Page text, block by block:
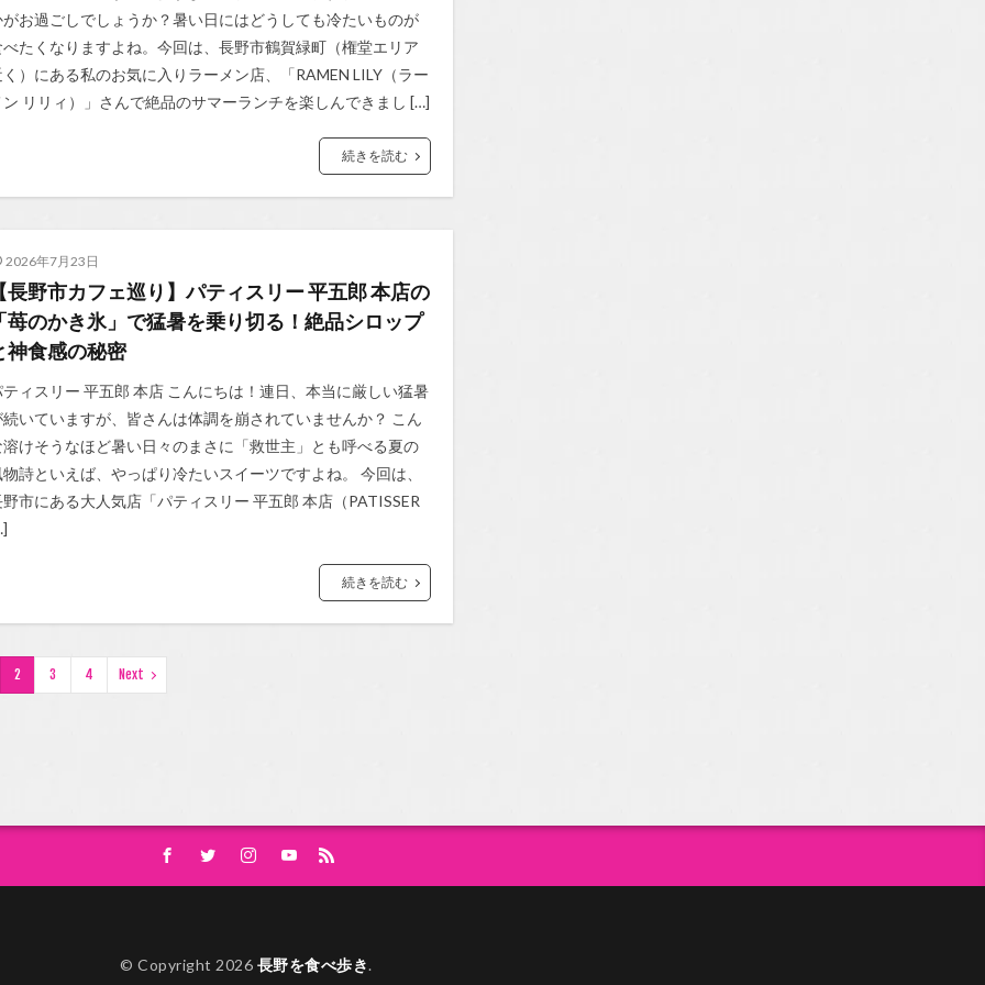
がお過ごしでしょうか？暑い日にはどうしても冷たいものが
べたくなりますよね。今回は、長野市鶴賀緑町（権堂エリア
く）にある私のお気に入りラーメン店、「RAMEN LILY（ラー
ン リリィ）」さんで絶品のサマーランチを楽しんできまし […]
続きを読む
2026年7月23日
長野市カフェ巡り】パティスリー 平五郎 本店の
苺のかき氷」で猛暑を乗り切る！絶品シロップ
神食感の秘密
ティスリー 平五郎 本店 こんにちは！連日、本当に厳しい猛暑
続いていますが、皆さんは体調を崩されていませんか？ こん
溶けそうなほど暑い日々のまさに「救世主」とも呼べる夏の
詩といえば、やっぱり冷たいスイーツですよね。 今回は、
野市にある大人気店「パティスリー 平五郎 本店（PATISSER
続きを読む
2 3 4 Next
© Copyright 2026 長野を食べ歩き.